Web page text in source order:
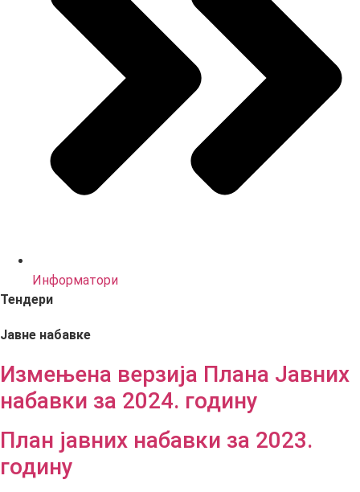
Информатори
Тендери
Јавне набавке
Измењенa верзијa Плана Јавних
набавки за 2024. годину
План јавних набавки за 2023.
годину